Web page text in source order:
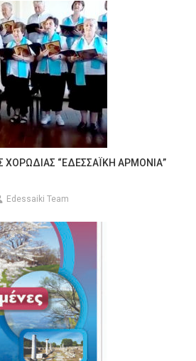
ΧΟΡΩΔΙΑΣ “ΕΔΕΣΣΑΪΚΗ ΑΡΜΟΝΙΑ”
Edessaiki Team